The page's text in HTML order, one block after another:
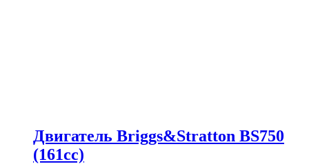
Двигатель Briggs&Stratton BS750
(161сс)